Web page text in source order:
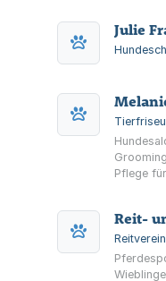
Pflege
Reitverein